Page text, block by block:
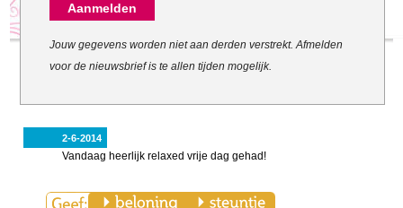
2-6-2014
Vandaag heerlijk relaxed vrije dag gehad!
Contact- en adresgegevens
Levertijd, retourneren, ruilen
Aanmelden
Jouw gegevens worden niet aan derden verstrekt. Afmelden
voor de nieuwsbrief is te allen tijden mogelijk.